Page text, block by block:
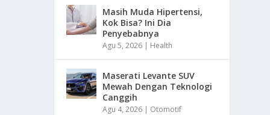
Masih Muda Hipertensi,
Kok Bisa? Ini Dia
Penyebabnya
Agu 5, 2026 | Health
Maserati Levante SUV
Mewah Dengan Teknologi
Canggih
Agu 4, 2026 | Otomotif